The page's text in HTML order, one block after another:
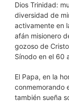
Dios Trinidad:
diversidad de
activamente en
afán misionero
gozoso de
Sínodo en el 60
El Papa, en la
conmemorando
también sueña